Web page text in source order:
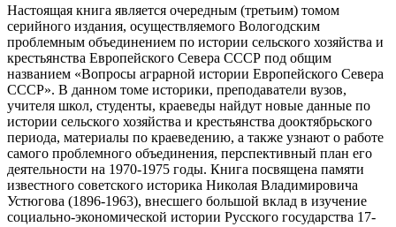
Настоящая книга является очередным (третьим) томом
серийного издания, осуществляемого Вологодским
проблемным объединением по истории сельского хозяйства и
крестьянства Европейского Севера СССР под общим
названием «Вопросы аграрной истории Европейского Севера
СССР». В данном томе историки, преподаватели вузов,
учителя школ, студенты, краеведы найдут новые данные по
истории сельского хозяйства и крестьянства дооктябрьского
периода, материалы по краеведению, а также узнают о работе
самого проблемного объединения, перспективный план его
деятельности на 1970-1975 годы. Книга посвящена памяти
известного советского историка Николая Владимировича
Устюгова (1896-1963), внесшего большой вклад в изучение
социально-экономической истории Русского государства 17-